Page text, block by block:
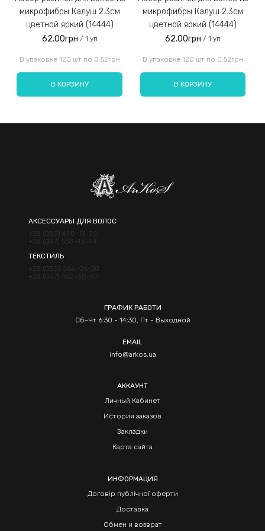
микрофибры Калуш 2.3см
цветной яркий (14444)
62.00грн / 1 уп
В упаковке 120 шт по 0.52грн
В КОРЗИНУ
микрофибры Калуш 2.3см
цветной яркий (14444)
62.00грн / 1 уп
В упаковке 120 шт по 0.52грн
В КОРЗИНУ
АКСЕССУАРЫ ДЛЯ ВОЛОС
+38 (050) 490-13-30
+38 (097) 538-46-94
ТЕКСТИЛЬ
+38 (050) 066-06-30
+38 (067) 462-68-83
ГРАФИК РАБОТИ
Сб-Чт 6:30 - 14:30, Пт - Выходной
EMAIL
info@arkos.ua
АККАУНТ
Личный Кабинет
История заказов
Закладки
Карта сайта
ИНФОРМАЦИЯ
Договір публічної оферти
Доставка
Обмен и возврат